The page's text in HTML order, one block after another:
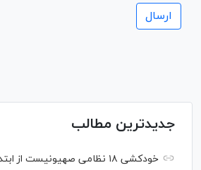
جدیدترین مطالب
خودکشی ۱۸ نظامی صهیونیست از ابتدای سال ۲۰۲۶